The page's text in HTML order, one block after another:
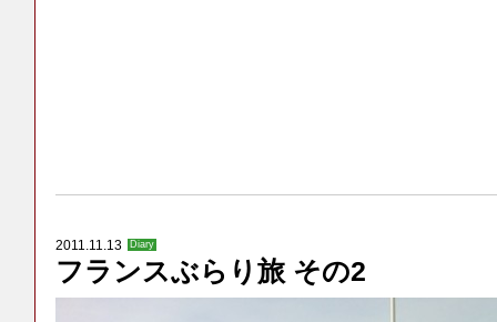
2011.11.13 Diary
フランスぶらり旅 その2